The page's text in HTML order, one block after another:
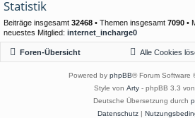
Statistik
Beiträge insgesamt 32468 • Themen insgesamt 7090 •
neuestes Mitglied: internet_incharge0
Foren-Übersicht Alle Cookies
Powered by phpBB® Forum Software
Style von Arty - phpBB 3.3
Deutsche Übersetzung durch
Datenschutz|